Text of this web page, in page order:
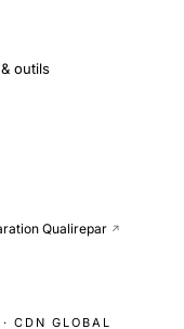
outils
Qualirepar ↗
CDN GLOBAL